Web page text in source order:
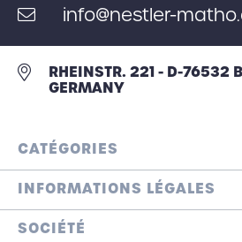
info@nestler-
RHEINSTR. 221 - D-76532
GERMANY
CATÉGORIES
INFORMATIONS LÉGALES
SOCIÉTÉ